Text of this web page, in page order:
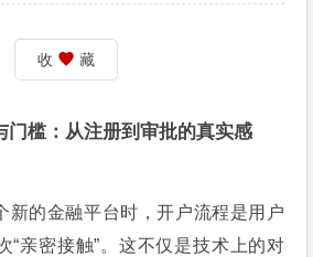
收 藏
门槛：从注册到审批的真实感
新的金融平台时，开户流程是用户
“亲密接触”。这不仅是技术上的对